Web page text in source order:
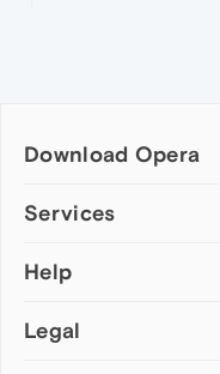
Download Opera
Computer browsers
Opera for Mac
Opera beta version
Services
Add-ons
Wallpapers
Help
Help & support
Legal